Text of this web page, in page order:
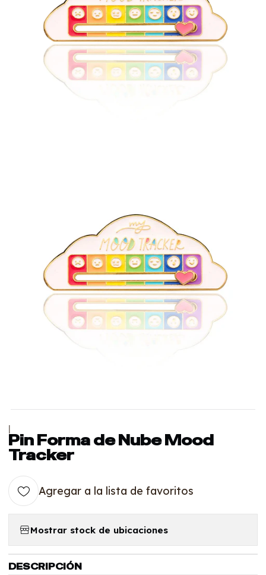
Pin Forma de Nube Mood
Tracker
Agregar a la lista de favoritos
Mostrar stock de ubicaciones
DESCRIPCIÓN